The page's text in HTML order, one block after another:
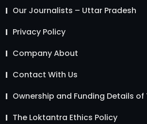
Our Journalists – Uttar Pradesh
Privacy Policy
Company About
Contact With Us
Ownership and Funding Details
The Loktantra Ethics Policy